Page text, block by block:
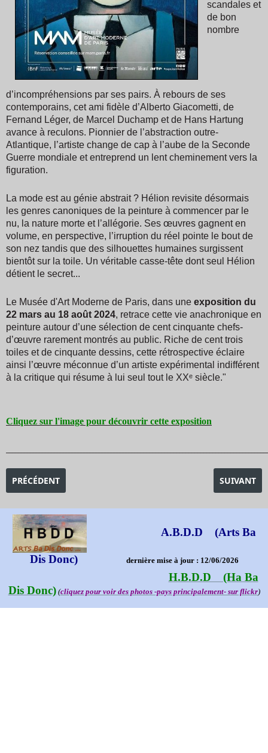
scandales et
de bon
nombre
d’incompréhensions par ses pairs. À rebours de ses
contemporains, cet ami fidèle d’Alberto Giacometti, de
Fernand Léger, de Marcel Duchamp et de Hans Hartung
avance à reculons. Pionnier de l’abstraction outre-
Atlantique, l’artiste change de cap à l’aube de la Seconde
Guerre mondiale et entreprend un lent cheminement vers la
figuration.
La mode est au génie abstrait ? Hélion revisite désormais
les genres canoniques de la peinture à commencer par le
nu, la nature morte et l’allégorie. Ses œuvres gagnent en
volume, en perspective, l’irruption du réel pointe le bout de
son nez tandis que des silhouettes humaines surgissent
bientôt sur la toile. Un véritable casse-tête dont seul Hélion
détient le secret...
Le Musée d'Art Moderne de Paris, dans une exposition du
22 mars au 18 août 2024, retrace cette vie anachronique en
peinture autour d’une sélection de cent cinquante chefs-
d’œuvre rarement montrés au public. Riche de cent trois
toiles et de cinquante dessins, cette rétrospective éclaire
ainsi l’œuvre méconnue d’un artiste expérimental indifférent
à la critique qui résume à lui seul tout le XXᵉ siècle."
Cliquez sur l'image pour découvrir cette exposition
ARTICLE PRÉCÉDENT : EXPOSITION GABRIELLE HEBERT
PRÉCÉDENT ARTICLE
SUIVANT
A.B.D.D (Arts Ba
Dis Donc) dernière mise à jour : 12/06/2026
H.B.D.D (Ha Ba
Dis Donc)(cliquez pour voir des photos -pays principalement- sur flickr)